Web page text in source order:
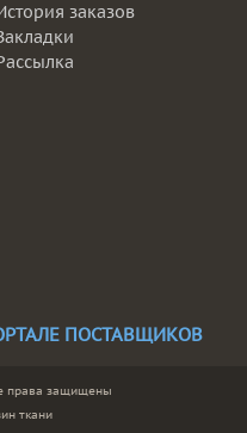
заказов
ПОСТАВЩИКОВ
права защищены
ткани